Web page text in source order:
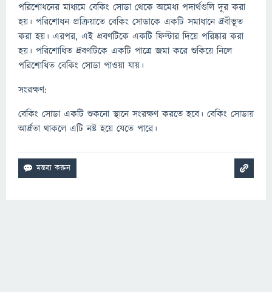
পরিশোধনের মাধ্যমে বেকিং সোডা থেকে অমেধ্য পদার্থগুলি দূর করা
হয়। পরিশোধন প্রক্রিয়াতে বেকিং সোডাকে একটি সমাধানে দ্রবীভূত
করা হয়। এরপর, এই দ্রবণটিকে একটি ফিল্টার দিয়ে পরিষ্কার করা
হয়। পরিশোধিত দ্রবণটিকে একটি পাত্রে জমা করে শুকিয়ে নিলে
পরিশোধিত বেকিং সোডা পাওয়া যায়।
সংরক্ষণ:
বেকিং সোডা একটি শুকনো স্থানে সংরক্ষণ করতে হবে। বেকিং সোডায়
আর্দ্রতা থাকলে এটি নষ্ট হয়ে যেতে পারে।